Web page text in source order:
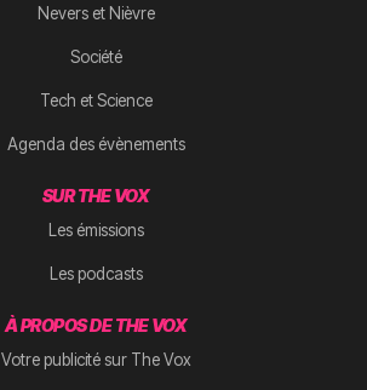
Nevers et Nièvre
Société
Tech et Science
Agenda des évènements
SUR THE VOX
Les émissions
Les podcasts
À PROPOS DE THE VOX
Votre publicité sur The Vox